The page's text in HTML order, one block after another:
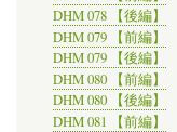
DHM 078 【後編】
DHM 079 【前編】
DHM 079 【後編】
DHM 080 【前編】
DHM 080 【後編】
DHM 081 【前編】